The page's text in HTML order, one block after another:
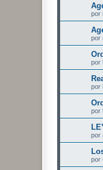
por
por
por
por
por
por
por